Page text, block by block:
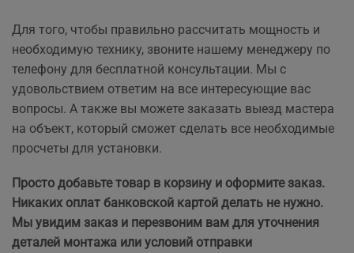
Для того, чтобы правильно рассчитать мощность и
необходимую технику, звоните нашему менеджеру по
телефону для бесплатной консультации. Мы с
удовольствием ответим на все интересующие вас
вопросы. А также вы можете заказать выезд мастера
на объект, который сможет сделать все необходимые
просчеты для установки.
Просто добавьте товар в корзину и оформите заказ.
Никаких оплат банковской картой делать не нужно.
Мы увидим заказ и перезвоним вам для уточнения
деталей монтажа или условий отправки